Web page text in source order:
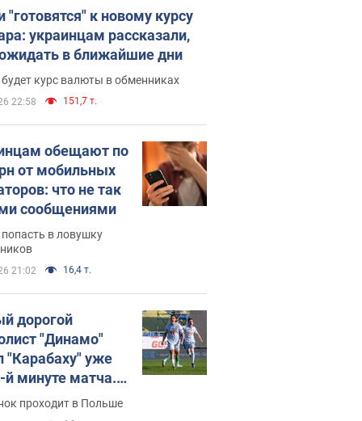
"готовятся" к новому курсу
украинцам рассказали,
в ближайшие дни
курс валюты в обменниках
22:58 151,7 т.
обещают по
от мобильных
что не так
сообщениями
попасть в ловушку
21:02 16,4 т.
дорогой
"Динамо"
"Карабаху" уже
й минуте матча.
проходит в Польше